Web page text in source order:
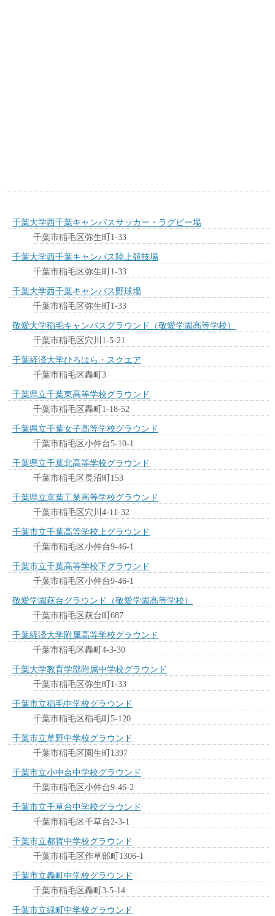
千葉大学西千葉キャンパスサッカー・ラグビー場
千葉市稲毛区弥生町1-33
千葉大学西千葉キャンパス陸上競技場
千葉市稲毛区弥生町1-33
千葉大学西千葉キャンパス野球場
千葉市稲毛区弥生町1-33
敬愛大学稲毛キャンパスグラウンド（敬愛学園高等学校）
千葉市稲毛区穴川1-5-21
千葉経済大学ひろはら・スクエア
千葉市稲毛区轟町3
千葉県立千葉東高等学校グラウンド
千葉市稲毛区轟町1-18-52
千葉県立千葉女子高等学校グラウンド
千葉市稲毛区小仲台5-10-1
千葉県立千葉北高等学校グラウンド
千葉市稲毛区長沼町153
千葉県立京葉工業高等学校グラウンド
千葉市稲毛区穴川4-11-32
千葉市立千葉高等学校上グラウンド
千葉市稲毛区小仲台9-46-1
千葉市立千葉高等学校下グラウンド
千葉市稲毛区小仲台9-46-1
敬愛学園萩台グラウンド（敬愛学園高等学校）
千葉市稲毛区萩台町687
千葉経済大学附属高等学校グラウンド
千葉市稲毛区轟町4-3-30
千葉大学教育学部附属中学校グラウンド
千葉市稲毛区弥生町1-33
千葉市立稲毛中学校グラウンド
千葉市稲毛区稲毛町5-120
千葉市立草野中学校グラウンド
千葉市稲毛区園生町1397
千葉市立小中台中学校グラウンド
千葉市稲毛区小仲台9-46-2
千葉市立千草台中学校グラウンド
千葉市稲毛区千草台2-3-1
千葉市立都賀中学校グラウンド
千葉市稲毛区作草部町1306-1
千葉市立轟町中学校グラウンド
千葉市稲毛区轟町3-5-14
千葉市立緑町中学校グラウンド